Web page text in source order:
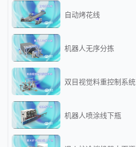
自动烤花线
机器人无序分拣
双目视觉料重控制系统
机器人喷涂线下瓶